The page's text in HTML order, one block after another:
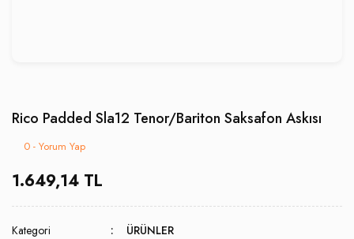
Rico Padded Sla12 Tenor/Bariton Saksafon Askısı
0 - Yorum Yap
1.649,14 TL
Kategori ÜRÜNLER